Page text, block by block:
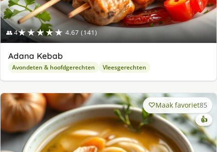
👥 4★★★★★ 4.67 (141)
Adana Kebab
Avondeten & hoofdgerechten Vleesgerechten
Maak favoriet85
👍